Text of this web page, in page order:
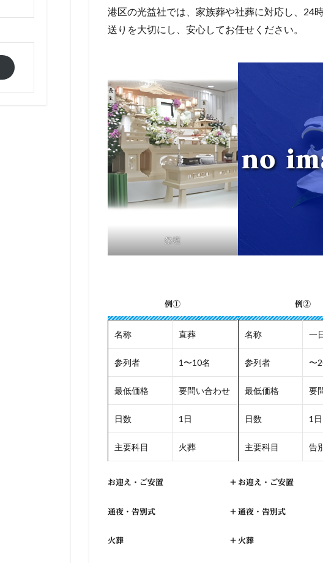
港区の光益社では、家族葬や社葬に対応し、24
送りを大切にし、安心してお任せください。
祭壇
例①
名称 直葬
参列者 1〜10名
最低価格 要問い合わせ
日数 1日
主要科目 火葬
お迎え・ご安置 +
通夜・告別式 +
火葬 +
例②
名称 一
参列者 〜
最低価格 要
日数 1日
主要科目 告
お迎え・ご安置
通夜・告別式
火葬